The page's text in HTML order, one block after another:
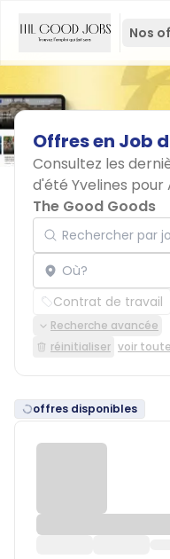
Nos
Offresen Job
Consultez les
d'été Yvelines pour
The Good Goods
Rechercher par job,
Localisation
Contrat de travail
Recherche avancée
réinitialiser voir
offres disponibles